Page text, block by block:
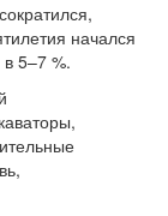
начался
5–7 %.